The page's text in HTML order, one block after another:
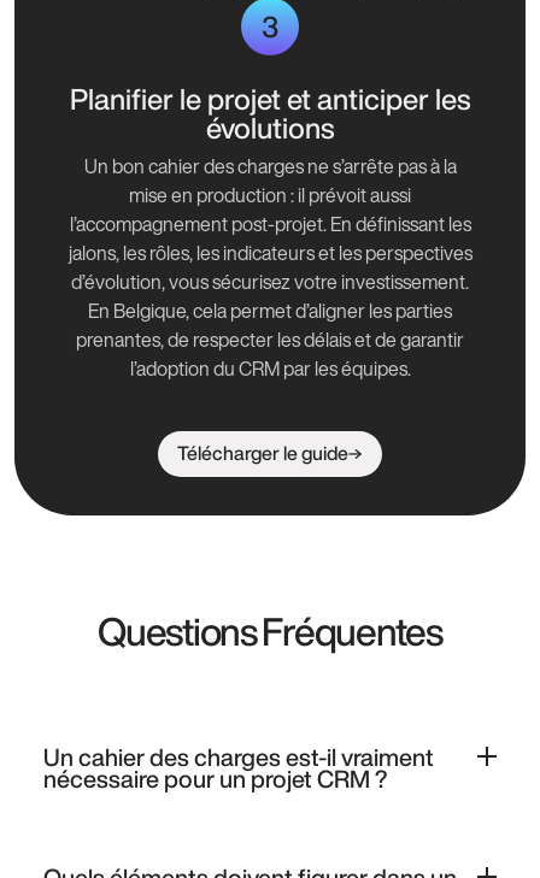
3
Planifier le projet et anticiper les
évolutions
Un bon cahier des charges ne s’arrête pas à la
mise en production : il prévoit aussi
l’accompagnement post-projet. En définissant les
jalons, les rôles, les indicateurs et les perspectives
d’évolution, vous sécurisez votre investissement.
En Belgique, cela permet d’aligner les parties
prenantes, de respecter les délais et de garantir
l’adoption du CRM par les équipes.
Télécharger le guide
Questions Fréquentes
Un cahier des charges est-il vraiment
nécessaire pour un projet CRM ?